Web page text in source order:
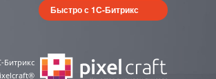
Быстро с 1С-Битрикс
Битрикс